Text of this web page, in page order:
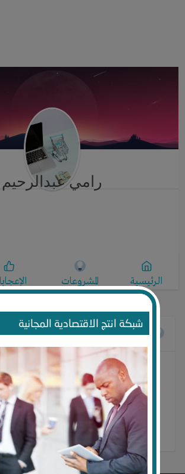
شبكة انتج الاقتصادية المجانية
رامي عبدالرحيم
الرئيسية المشروعات
المشروعات
cashback app